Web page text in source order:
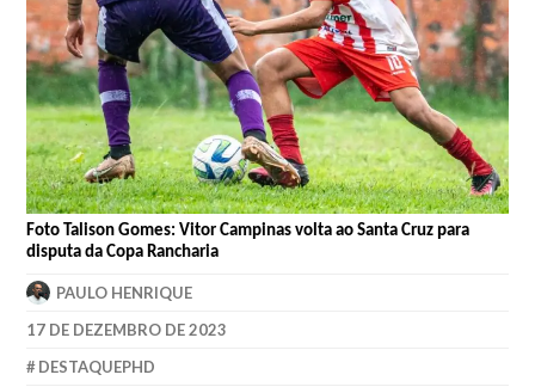
Foto Talison Gomes: Vitor Campinas volta ao Santa Cruz para
disputa da Copa Rancharia
PAULO HENRIQUE
17 DE DEZEMBRO DE 2023
DESTAQUEPHD